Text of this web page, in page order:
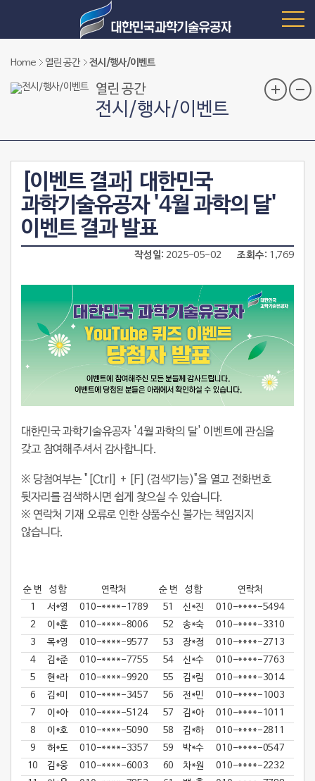
Home 열린 공간 전시/행사/이벤트
열린 공간
전시/행사/이벤트
[이벤트 결과] 대한민국
과학기술유공자 '4월 과학의 달'
이벤트 결과 발표
작성일 2025-05-02 조회수 1,769
대한민국 과학기술유공자 '4월 과학의 달' 이벤트에 관심을
갖고 참여해주셔서 감사합니다.
※ 당첨여부는 "[Ctrl] + [F](검색기능)"을 열고 전화번호
뒷자리를 검색하시면 쉽게 찾으실 수 있습니다.
※ 연락처 기재 오류로 인한 상품수신 불가는 책임지지
않습니다.
순 번 성 함 연락처 순 번 성 함
연락처
1
서*영 010-****-1789 51 신*진
010-****-5494
2
이*훈 010-****-8006 52 송*숙
010-****-3310
3
목*영 010-****-9577 53 장*정
010-****-2713
4
김*준 010-****-7755 54 신*수
010-****-7763
5
현*라 010-****-9920 55 김*림
010-****-3014
6
김*미 010-****-3457 56 전*민
010-****-1003
7
이*아 010-****-5124 57 김*아
010-****-1011
8
이*호 010-****-5090 58 김*하
010-****-2811
9
허*도 010-****-3357 59 박*수
010-****-0547
10
김*웅 010-****-6003 60 차*원
010-****-2232